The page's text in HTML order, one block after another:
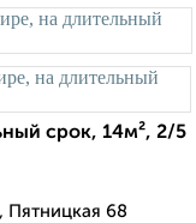
срок, 14м², 2/5
Пятницкая 68